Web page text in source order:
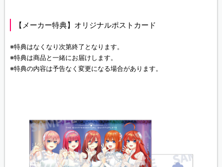
【メーカー特典】オリジナルポストカード
※特典はなくなり次第終了となります。
※特典は商品と一緒にお届けします。
※特典の内容は予告なく変更になる場合があります。